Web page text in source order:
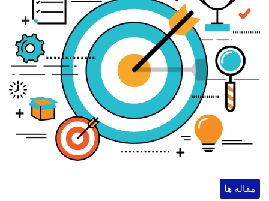
مقاله ها